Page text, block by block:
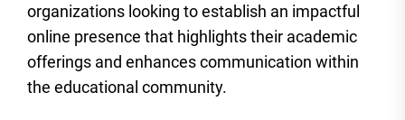
organizations looking to establish an impactful
online presence that highlights their academic
offerings and enhances communication within
the educational community.